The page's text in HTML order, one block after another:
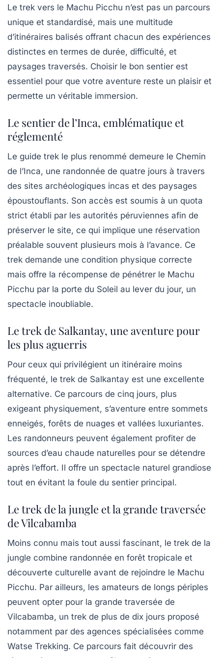
Le trek vers le Machu Picchu n’est pas un parcours
unique et standardisé, mais une multitude
d’itinéraires balisés offrant chacun des expériences
distinctes en termes de durée, difficulté, et
paysages traversés. Choisir le bon sentier est
essentiel pour que votre aventure reste un plaisir et
permette un véritable immersion.
Le sentier de l’Inca, emblématique et
réglementé
Le guide trek le plus renommé demeure le Chemin
de l’Inca, une randonnée de quatre jours à travers
des sites archéologiques incas et des paysages
époustouflants. Son accès est soumis à un quota
strict établi par les autorités péruviennes afin de
préserver le site, ce qui implique une réservation
préalable souvent plusieurs mois à l’avance. Ce
trek demande une condition physique correcte
mais offre la récompense de pénétrer le Machu
Picchu par la porte du Soleil au lever du jour, un
spectacle inoubliable.
Le trek de Salkantay, une aventure pour
les plus aguerris
Pour ceux qui privilégient un itinéraire moins
fréquenté, le trek de Salkantay est une excellente
alternative. Ce parcours de cinq jours, plus
exigeant physiquement, s’aventure entre sommets
enneigés, forêts de nuages et vallées luxuriantes.
Les randonneurs peuvent également profiter de
sources d’eau chaude naturelles pour se détendre
après l’effort. Il offre un spectacle naturel grandiose
tout en évitant la foule du sentier principal.
Le trek de la jungle et la grande traversée
de Vilcabamba
Moins connu mais tout aussi fascinant, le trek de la
jungle combine randonnée en forêt tropicale et
découverte culturelle avant de rejoindre le Machu
Picchu. Par ailleurs, les amateurs de longs périples
peuvent opter pour la grande traversée de
Vilcabamba, un trek de plus de dix jours proposé
notamment par des agences spécialisées comme
Watse Trekking. Ce parcours fait découvrir des